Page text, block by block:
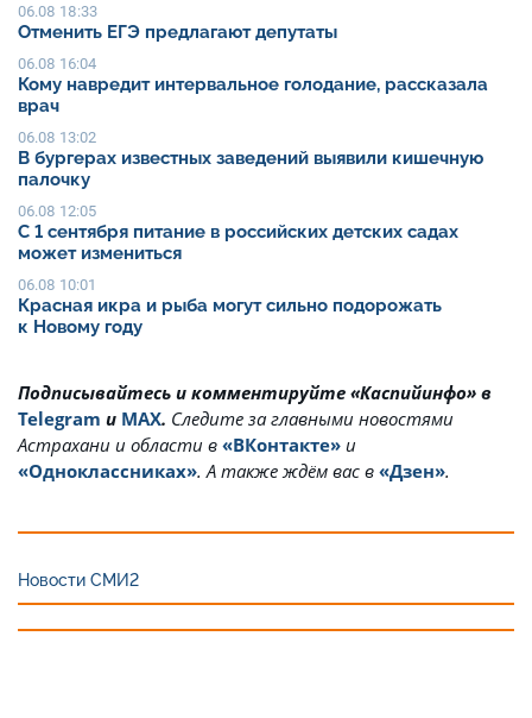
06.08 18:33
Отменить ЕГЭ предлагают депутаты
06.08 16:04
Кому навредит интервальное голодание, рассказала
врач
06.08 13:02
В бургерах известных заведений выявили кишечную
палочку
06.08 12:05
С 1 сентября питание в российских детских садах
может измениться
06.08 10:01
Красная икра и рыба могут сильно подорожать
к Новому году
Подписывайтесь и комментируйте «Каспийинфо» в
Telegram и MAX. Cледите за главными новостями
Астрахани и области в «ВКонтакте» и
«Одноклассниках». А также ждём вас в «Дзен».
Новости СМИ2